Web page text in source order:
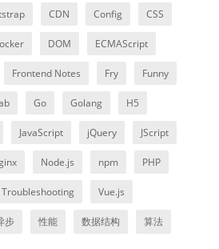
CDN Config CSS
DOM ECMAScript
Frontend Notes Fry Funny
Go Golang H5
JavaScript jQuery JScript
Node.js npm PHP
Troubleshooting Vue.js
步 性能 数据结构 算法